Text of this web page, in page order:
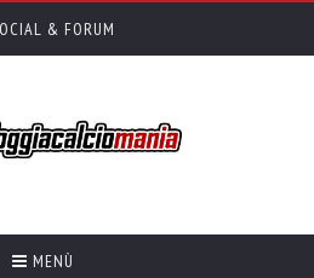
& FORUM
MENÙ